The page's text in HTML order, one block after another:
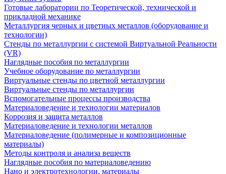
Готовые лаборатории по Теоретической, технической и
прикладной механике
Металлургия черных и цветных металлов (оборудование и
технологии)
Cтенды по металлургии с системой Виртуальной Реальности
(VR)
Наглядные пособия по металлургии
Учебное оборудование по металлургии
Виртуальные стенды по цветной металлургии
Виртуальные стенды по металлургии
Вспомогательные процессы производства
Материаловедение и технологии материалов
Коррозия и защита металлов
Материаловедение и технологии металлов
Материаловедение (полимерные и композиционные
материалы)
Методы контроля и анализа веществ
Наглядные пособия по материаловедению
Нано и электротехнологии, материалы